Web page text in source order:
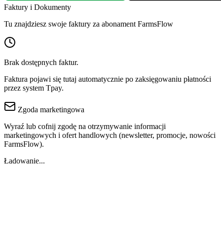
Faktury i Dokumenty
Tu znajdziesz swoje faktury za abonament FarmsFlow
Brak dostępnych faktur.
Faktura pojawi się tutaj automatycznie po zaksięgowaniu płatności
przez system Tpay.
Zgoda marketingowa
Wyraź lub cofnij zgodę na otrzymywanie informacji
marketingowych i ofert handlowych (newsletter, promocje, nowości
FarmsFlow).
Ładowanie...